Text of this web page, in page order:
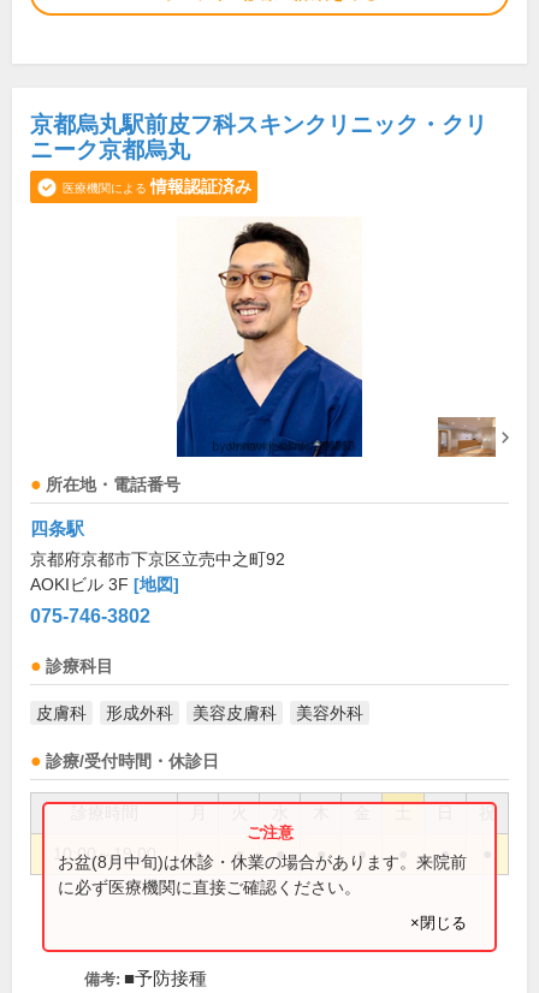
京都烏丸駅前皮フ科スキンクリニック・クリ
ニーク京都烏丸
医療機関による 情報認証済み
所在地・電話番号
四条駅
京都府京都市下京区立売中之町92
AOKIビル 3F [地図]
075-746-3802
診療科目
皮膚科 形成外科 美容皮膚科 美容外科
診療/受付時間・休診日
祝
10:00～19:00 ● ● ● ● ● ●
お盆(8月中旬)は休診・休業の場合があります。来院前
に必ず医療機関に直接ご確認ください。
×閉じる
備考: ■予防接種